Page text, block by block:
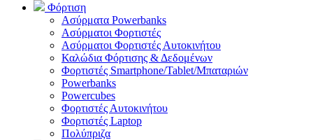
Φόρτιση
Ασύρματα Powerbanks
Aσύρματοι Φορτιστές
Ασύρματοι Φορτιστές Αυτοκινήτου
Καλώδια Φόρτισης & Δεδομένων
Φορτιστές Smartphone/Tablet/Μπαταριών
Powerbanks
Powercubes
Φορτιστές Αυτοκινήτου
Φορτιστές Laptop
Πολύπριζα